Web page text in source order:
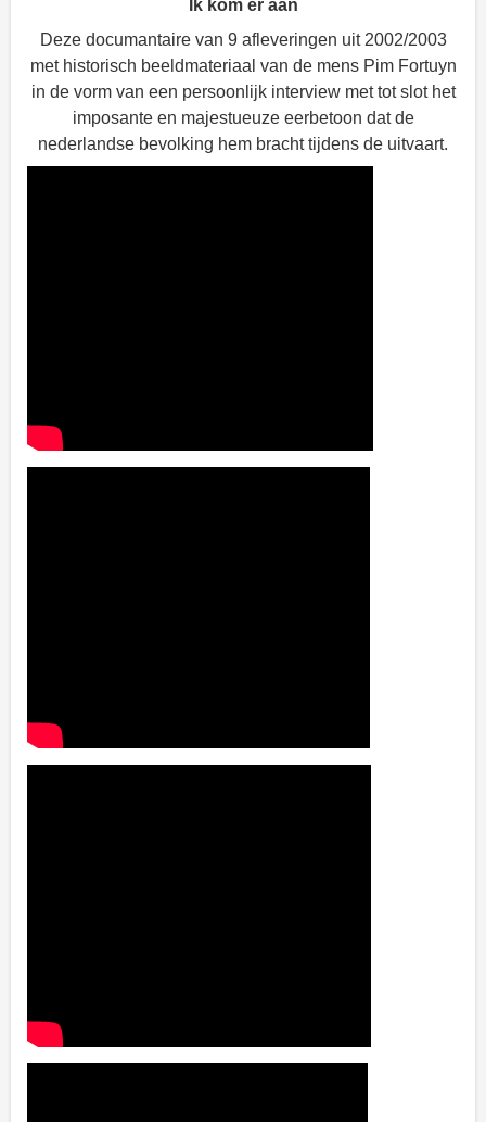
Ik kom er aan
Deze documantaire van 9 afleveringen uit 2002/2003
met historisch beeldmateriaal van de mens Pim Fortuyn
in de vorm van een persoonlijk interview met tot slot het
imposante en majestueuze eerbetoon dat de
nederlandse bevolking hem bracht tijdens de uitvaart.